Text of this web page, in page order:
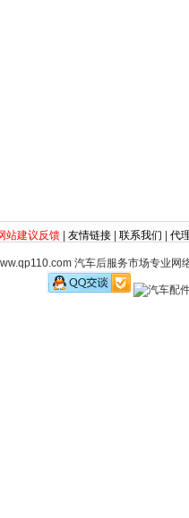
站建议反馈 友情链接 联系我们 代
汽车后服务市场专业网